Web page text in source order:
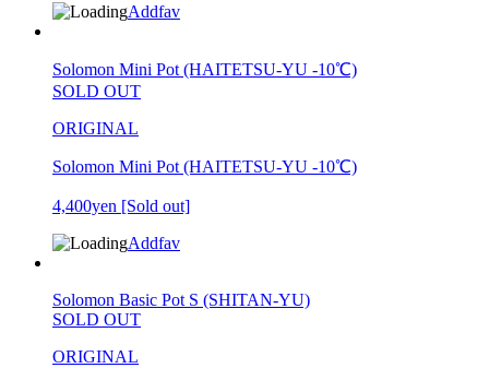
Addfav
Solomon Mini Pot (HAITETSU-YU -10℃)
SOLD OUT
ORIGINAL
Solomon Mini Pot (HAITETSU-YU -10℃)
4,400yen [Sold out]
Addfav
Solomon Basic Pot S (SHITAN-YU)
SOLD OUT
ORIGINAL